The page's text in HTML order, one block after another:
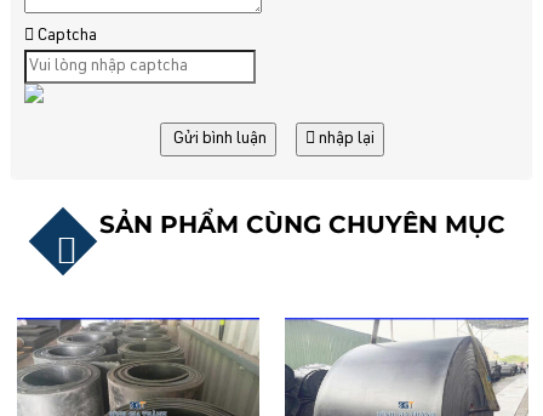
Captcha
Gửi bình luận nhập lại
SẢN PHẨM CÙNG CHUYÊN MỤC